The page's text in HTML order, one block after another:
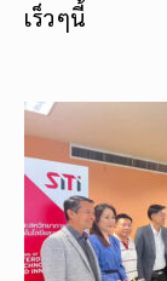
เร็วๆนี้